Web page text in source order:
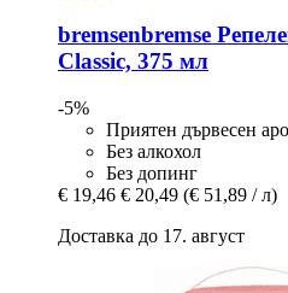
bremsenbremse
Classic, 375 мл
-5%
Приятен дървесен
Без алкохол
Без допинг
€ 19,46 € 20,49 (€ 51,89 / л)
Доставка до 17. август